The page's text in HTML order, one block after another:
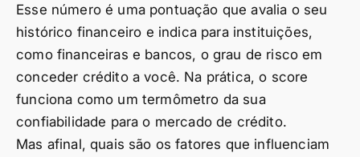
Esse número é uma pontuação que avalia o seu
histórico financeiro e indica para instituições,
como financeiras e bancos, o grau de risco em
conceder crédito a você. Na prática, o score
funciona como um termômetro da sua
confiabilidade para o mercado de crédito.
Mas afinal, quais são os fatores que influenciam